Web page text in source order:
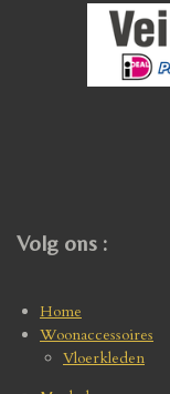
Volg ons :
Home
Woonaccessoires
Vloerkleden